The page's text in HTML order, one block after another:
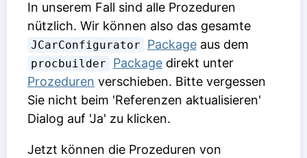
In unserem Fall sind alle Prozeduren
nützlich. Wir können also das gesamte
JCarConfigurator Packageaus dem
procbuilder Packagedirekt unter
Prozeduren verschieben. Bitte vergessen
Sie nicht beim 'Referenzen aktualisieren'
Dialog auf 'Ja' zu klicken.
Jetzt können die Prozeduren von